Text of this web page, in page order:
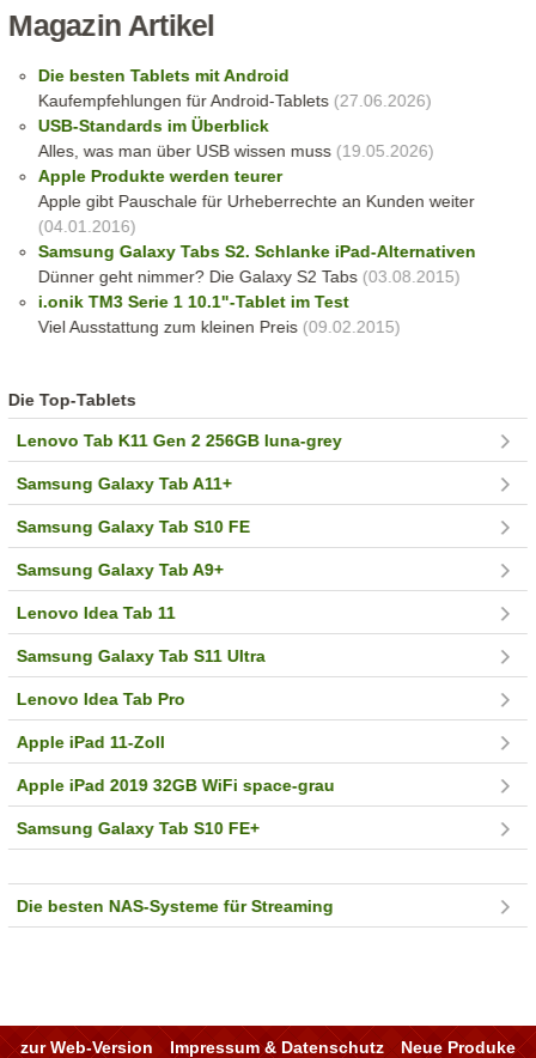
Magazin Artikel
Die besten Tablets mit Android
Kaufempfehlungen für Android-Tablets(27.06.2026)
USB-Standards im Überblick
Alles, was man über USB wissen muss(19.05.2026)
Apple Produkte werden teurer
Apple gibt Pauschale für Urheberrechte an Kunden weiter
(04.01.2016)
Samsung Galaxy Tabs S2. Schlanke iPad-Alternativen
Dünner geht nimmer? Die Galaxy S2 Tabs(03.08.2015)
i.onik TM3 Serie 1 10.1"-Tablet im Test
Viel Ausstattung zum kleinen Preis(09.02.2015)
Die Top-Tablets
Lenovo Tab K11 Gen 2 256GB luna-grey
Samsung Galaxy Tab A11+
Samsung Galaxy Tab S10 FE
Samsung Galaxy Tab A9+
Lenovo Idea Tab 11
Samsung Galaxy Tab S11 Ultra
Lenovo Idea Tab Pro
Apple iPad 11-Zoll
Apple iPad 2019 32GB WiFi space-grau
Samsung Galaxy Tab S10 FE+
Die besten NAS-Systeme für Streaming
zur Web-Version Impressum & Datenschutz Neue Produke